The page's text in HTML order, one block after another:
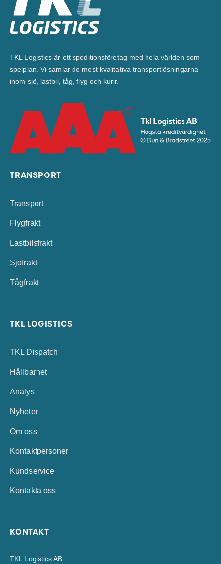
TKL Logistics är ett speditionsföretag med hela världen som
spelplan. Vi samlar de mest kvalitativa transportlösningarna
inom sjö, lastbil, tåg, flyg och kurir.
TRANSPORT
Transport
Flygfrakt
Lastbilsfrakt
Sjöfrakt
Tågfrakt
TKL LOGISTICS
TKL Dispatch
Hållbarhet
Analys
Nyheter
Om oss
Kontaktpersoner
Kundservice
Kontakta oss
KONTAKT
TKL Logistics AB